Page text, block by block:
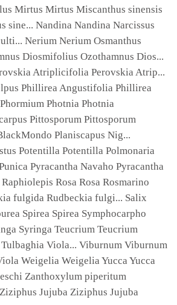
Mirtus Mirtus Miscanthus sinensis
sine... Nandina Nandina Narcissus
Nerium Nerium Osmanthus
Diosmifolius Ozothamnus Dios...
Atriplicifolia Perovskia Atrip...
Phillirea Angustifolia Phillirea
Photnia Photnia
Pittosporum Pittosporum
Planiscapus Nig...
Potentilla Potentilla Polmonaria
Pyracantha Navaho Pyracantha
Rosa Rosa Rosmarino
fulgida Rudbeckia fulgi... Salix
Spirea Spirea Symphocarpho
Syringa Teucrium Teucrium
Viola... Viburnum Viburnum
Weigelia Weigelia Yucca Yucca
Zanthoxylum piperitum
Jujuba Ziziphus Jujuba